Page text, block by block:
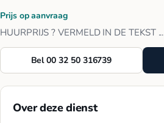
Prijs op aanvraag
HUURPRIJS ? VERMELD IN DE TEKST ...
Bel 00 32 50 316739
Over deze dienst